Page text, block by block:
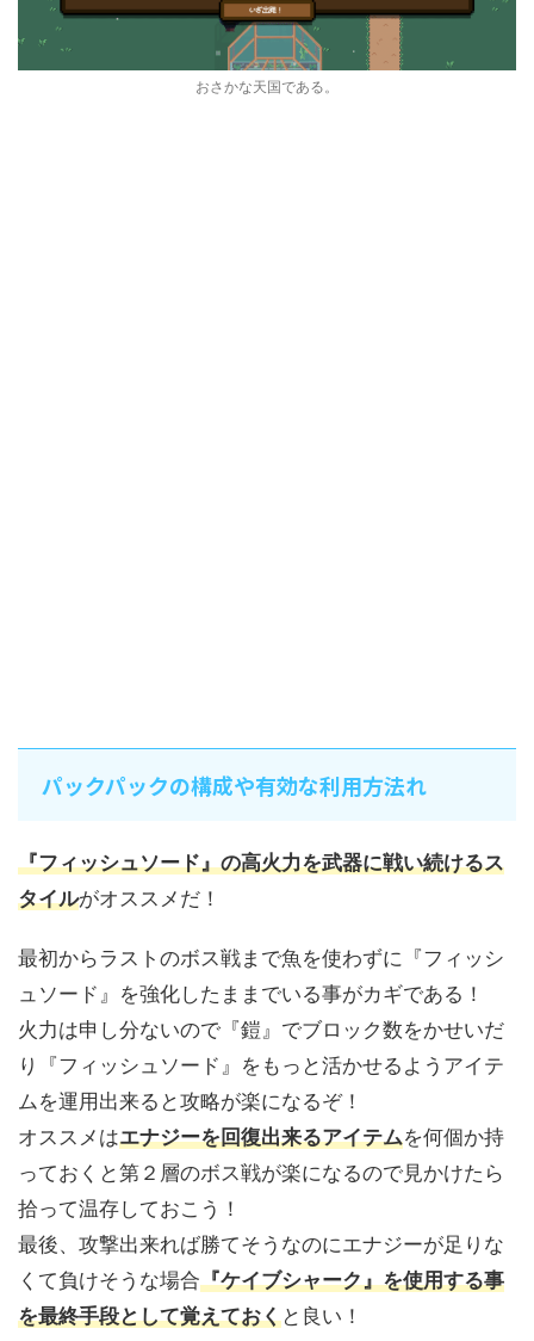
おさかな天国である。
パックパックの構成や有効な利用方法れ
『フィッシュソード』の高火力を武器に戦い続けるス
タイルがオススメだ！
最初からラストのボス戦まで魚を使わずに『フィッシ
ュソード』を強化したままでいる事がカギである！
火力は申し分ないので『鎧』でブロック数をかせいだ
り『フィッシュソード』をもっと活かせるようアイテ
ムを運用出来ると攻略が楽になるぞ！
オススメはエナジーを回復出来るアイテムを何個か持
っておくと第２層のボス戦が楽になるので見かけたら
拾って温存しておこう！
最後、攻撃出来れば勝てそうなのにエナジーが足りな
くて負けそうな場合『ケイブシャーク』を使用する事
を最終手段として覚えておくと良い！